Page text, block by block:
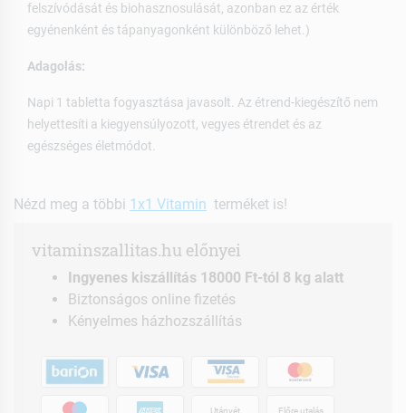
felszívódását és biohasznosulását, azonban ez az érték
egyénenként és tápanyagonként különböző lehet.)
Adagolás:
Napi 1 tabletta fogyasztása javasolt. Az étrend-kiegészítő nem
helyettesíti a kiegyensúlyozott, vegyes étrendet és az
egészséges életmódot.
Nézd meg a többi 1x1 Vitamin terméket is!
vitaminszallitas.hu előnyei
Ingyenes kiszállítás 18000 Ft-tól 8 kg alatt
Biztonságos online fizetés
Kényelmes házhozszállítás
Utánvét Előre utalás